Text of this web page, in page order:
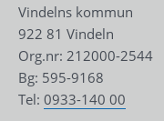
Vindelns kommun
922 81 Vindeln
Org.nr: 212000-2544
Bg: 595-9168
Tel: 0933-140 00